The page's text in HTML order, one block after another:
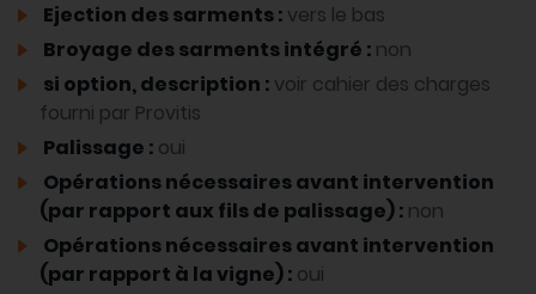
Ejection des sarments : vers le bas
Broyage des sarments intégré : non
si option, description : voir cahier des charges
fourni par Provitis
Palissage : oui
Opérations nécessaires avant intervention
(par rapport aux fils de palissage) : non
Opérations nécessaires avant intervention
(par rapport à la vigne) : oui